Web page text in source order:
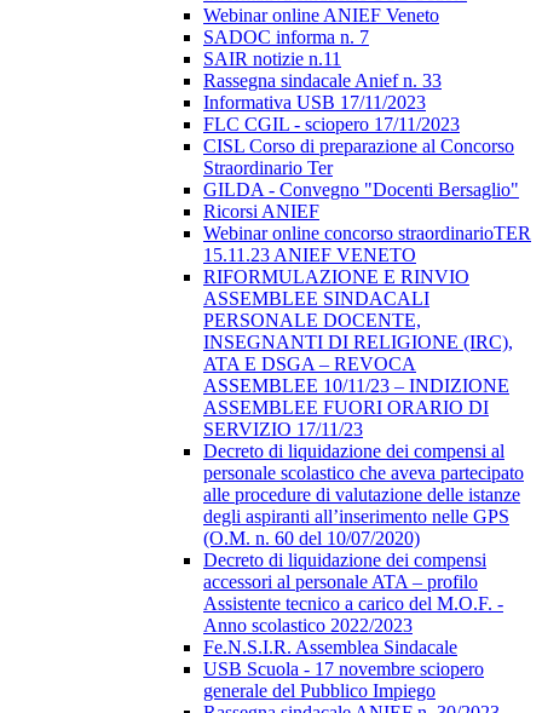
Webinar online ANIEF Veneto
SADOC informa n. 7
SAIR notizie n.11
Rassegna sindacale Anief n. 33
Informativa USB 17/11/2023
FLC CGIL - sciopero 17/11/2023
CISL Corso di preparazione al Concorso
Straordinario Ter
GILDA - Convegno "Docenti Bersaglio"
Ricorsi ANIEF
Webinar online concorso straordinarioTER
15.11.23 ANIEF VENETO
RIFORMULAZIONE E RINVIO
ASSEMBLEE SINDACALI
PERSONALE DOCENTE,
INSEGNANTI DI RELIGIONE (IRC),
ATA E DSGA – REVOCA
ASSEMBLEE 10/11/23 – INDIZIONE
ASSEMBLEE FUORI ORARIO DI
SERVIZIO 17/11/23
Decreto di liquidazione dei compensi al
personale scolastico che aveva partecipato
alle procedure di valutazione delle istanze
degli aspiranti all’inserimento nelle GPS
(O.M. n. 60 del 10/07/2020)
Decreto di liquidazione dei compensi
accessori al personale ATA – profilo
Assistente tecnico a carico del M.O.F. -
Anno scolastico 2022/2023
Fe.N.S.I.R. Assemblea Sindacale
USB Scuola - 17 novembre sciopero
generale del Pubblico Impiego